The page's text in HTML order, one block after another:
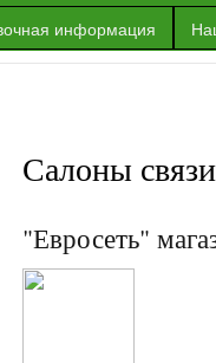
информация
Салоны связи
"Евросеть"